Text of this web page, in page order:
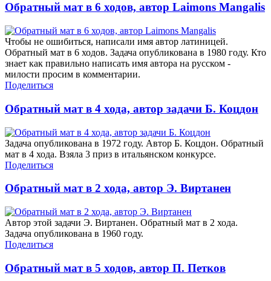
Обратный мат в 6 ходов, автор Laimons Mangalis
Чтобы не ошибиться, написали имя автор латиницей.
Обратный мат в 6 ходов. Задача опубликована в 1980 году. Кто
знает как правильно написать имя автора на русском -
милости просим в комментарии.
Поделиться
Обратный мат в 4 хода, автор задачи Б. Коцдон
Задача опубликована в 1972 году. Автор Б. Коцдон. Обратный
мат в 4 хода. Взяла 3 приз в итальянском конкурсе.
Поделиться
Обратный мат в 2 хода, автор Э. Виртанен
Автор этой задачи Э. Виртанен. Обратный мат в 2 хода.
Задача опубликована в 1960 году.
Поделиться
Обратный мат в 5 ходов, автор П. Петков